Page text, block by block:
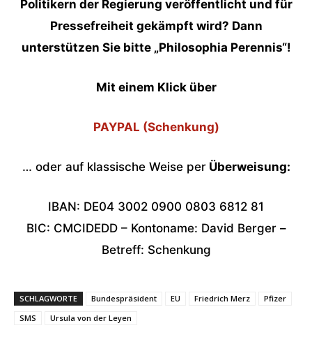
Politikern der Regierung veröffentlicht und für
Pressefreiheit gekämpft wird? Dann
unterstützen Sie bitte „Philosophia Perennis“!
Mit einem Klick über
PAYPAL (Schenkung)
… oder auf klassische Weise perÜberweisung:
IBAN: DE04 3002 0900 0803 6812 81
BIC: CMCIDEDD – Kontoname: David Berger –
Betreff: Schenkung
SCHLAGWORTE Bundespräsident EU Friedrich Merz
Pfizer
SMS
Ursula von der Leyen